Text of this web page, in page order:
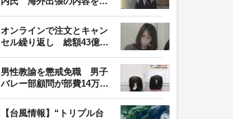
オンラインで注文とキャン
セル繰り返し 総額43億円
男性教諭を懲戒免職 男子
バレー部顧問が部費14万円
【台風情報】“トリプル台